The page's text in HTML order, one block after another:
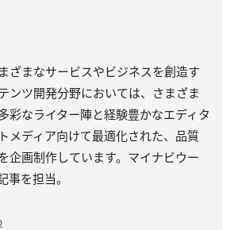
ざまなサービスやビジネスを創造す
ンツ開発分野においては、さまざま
彩なライター陣と経験豊かなエディタ
メディア向けて最適化された、品質
企画制作しています。マイナビウー
事を担当。